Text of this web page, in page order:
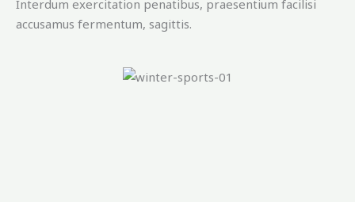
Interdum exercitation penatibus, praesentium facilisi
accusamus fermentum, sagittis.